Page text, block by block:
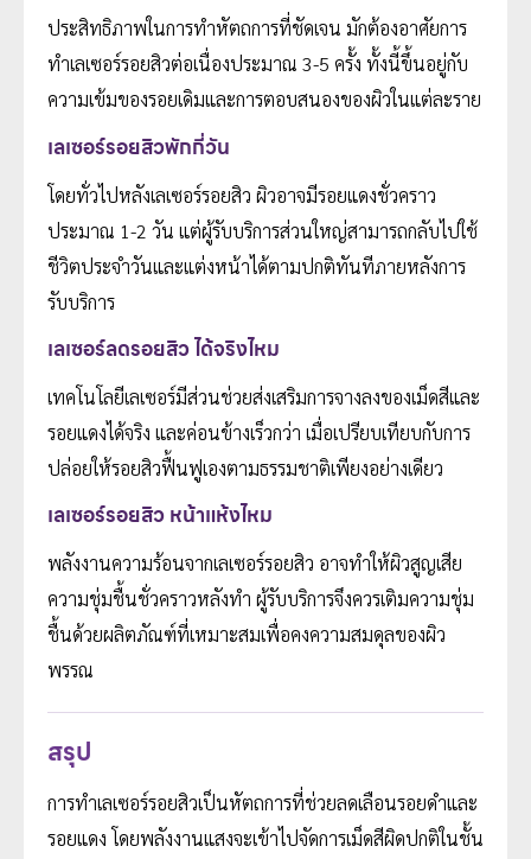
ประสิทธิภาพในการทำหัตถการที่ชัดเจน มักต้องอาศัยการ
ทำเลเซอร์รอยสิวต่อเนื่องประมาณ 3-5 ครั้ง ทั้งนี้ขึ้นอยู่กับ
ความเข้มของรอยเดิมและการตอบสนองของผิวในแต่ละราย
เลเซอร์รอยสิวพักกี่วัน
โดยทั่วไปหลังเลเซอร์รอยสิว ผิวอาจมีรอยแดงชั่วคราว
ประมาณ 1-2 วัน แต่ผู้รับบริการส่วนใหญ่สามารถกลับไปใช้
ชีวิตประจำวันและแต่งหน้าได้ตามปกติทันทีภายหลังการ
รับบริการ
เลเซอร์ลดรอยสิว ได้จริงไหม
เทคโนโลยีเลเซอร์มีส่วนช่วยส่งเสริมการจางลงของเม็ดสีและ
รอยแดงได้จริง และค่อนข้างเร็วกว่า เมื่อเปรียบเทียบกับการ
ปล่อยให้รอยสิวฟื้นฟูเองตามธรรมชาติเพียงอย่างเดียว
เลเซอร์รอยสิว หน้าแห้งไหม
พลังงานความร้อนจากเลเซอร์รอยสิว อาจทำให้ผิวสูญเสีย
ความชุ่มชื้นชั่วคราวหลังทำ ผู้รับบริการจึงควรเติมความชุ่ม
ชื้นด้วยผลิตภัณฑ์ที่เหมาะสมเพื่อคงความสมดุลของผิว
พรรณ
สรุป
การทำเลเซอร์รอยสิวเป็นหัตถการที่ช่วยลดเลือนรอยดำและ
รอยแดง โดยพลังงานแสงจะเข้าไปจัดการเม็ดสีผิดปกติในชั้น